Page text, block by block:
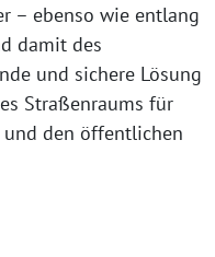
– ebenso wie entlang
damit des
und sichere Lösung
Straßenraums für
und den öffentlichen